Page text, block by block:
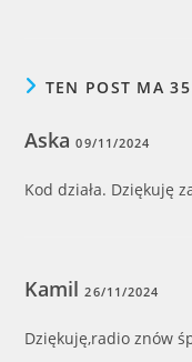
TEN POST MA
Aska09/11/2024
Kod działa. Dziękuję
Kamil 26/11/2024
Dziękuję,radio znów